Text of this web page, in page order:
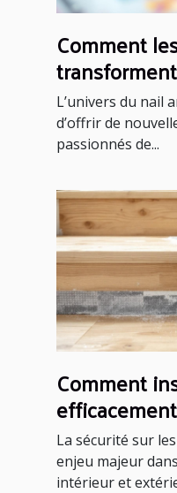
Comment
art ?
L’univers du nail
d’offrir de
passionnés de...
Comment
La sécurité sur
enjeu majeur
intérieur et